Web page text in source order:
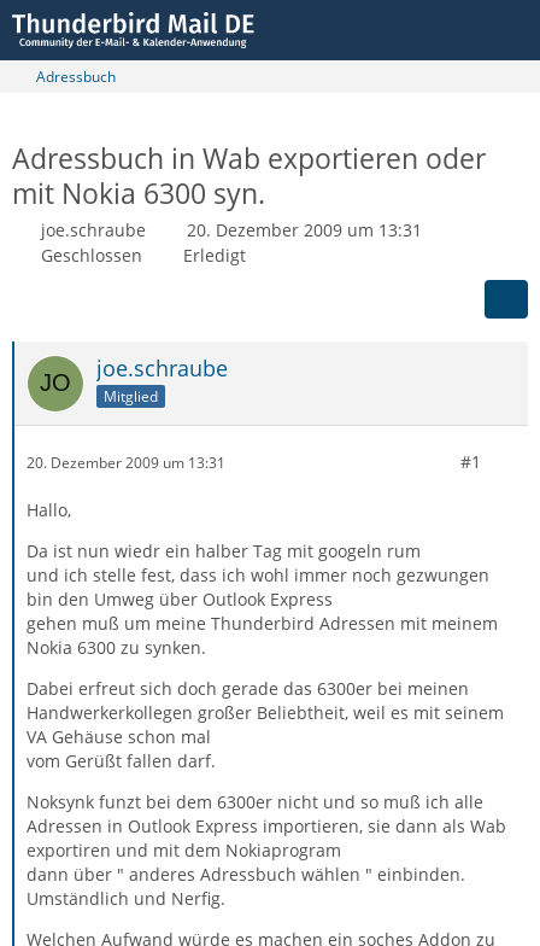
Adressbuch
Adressbuch in Wab exportieren oder
mit Nokia 6300 syn.
joe.schraube
20. Dezember 2009 um 13:31
Geschlossen
Erledigt
joe.schraube
Mitglied
20. Dezember 2009 um 13:31 #1
Hallo,
Da ist nun wiedr ein halber Tag mit googeln rum
und ich stelle fest, dass ich wohl immer noch gezwungen
bin den Umweg über Outlook Express
gehen muß um meine Thunderbird Adressen mit meinem
Nokia 6300 zu synken.
Dabei erfreut sich doch gerade das 6300er bei meinen
Handwerkerkollegen großer Beliebtheit, weil es mit seinem
VA Gehäuse schon mal
vom Gerüßt fallen darf.
Noksynk funzt bei dem 6300er nicht und so muß ich alle
Adressen in Outlook Express importieren, sie dann als Wab
exportiren und mit dem Nokiaprogram
dann über " anderes Adressbuch wählen " einbinden.
Umständlich und Nerfig.
Welchen Aufwand würde es machen ein soches Addon zu